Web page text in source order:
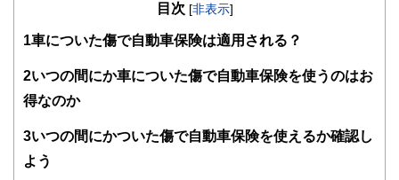
知識がない方でも理解できるようわかりやすく発信していま
得者を中心に「お金や暮らし」に関する書籍・雑誌の編集経
験者で構成され、企画立案から記事掲載まですべての工程に
FinancialFieldの特徴は、ファイナンシャルプランナー、弁
目次 [非表示]
1 車についた傷で自動車保険は適用される？
2いつの間にか車についた傷で自動車保険を使うのはお
得なのか
3いつの間にかついた傷で自動車保険を使えるか確認し
よう